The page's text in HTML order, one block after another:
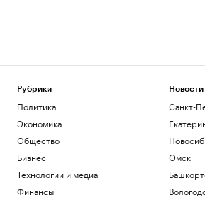
Рубрики
Политика
Экономика
Общество
Бизнес
Технологии и медиа
Финансы
Санкт-
Омск